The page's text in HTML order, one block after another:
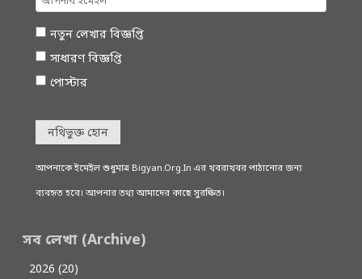
নতুন লেখার বিজ্ঞপ্তি
সাধারণ বিজ্ঞপ্তি
পোস্টার
নথিভুক্ত হোন
আপনাকে ইমেইল শুধুমাত্র Bigyan.Org.In এর খবরাখবর পাঠানোর জন্য
ব্যবহৃত হবে। আপনার তথ্য আমাদের কাছে সুরক্ষিত।
সব লেখা (Archive)
2026 (20)